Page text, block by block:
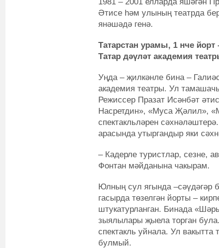
Әтисе һәм улының театрда
янәшәдә генә.
Татарстан урамы, 1 нче йорт
Татар дәүләт академия
Уңда – җилкәнле бина –
академия театры. Ул
Режиссер Празат Исәнбәт
Насретдин», «Муса Җәлил»,
спектакльләрен
арасында утыргандыр яки
– Кадерле туристлар, сезне,
Фонтан мәйданына чакырам.
Юлның сул ягында –сәүдәгәр
гасырда төзелгән йорты –
штукатурланган. Бинада
зыялылары җыела торган
спектакль уйнала. Ул
булмый.